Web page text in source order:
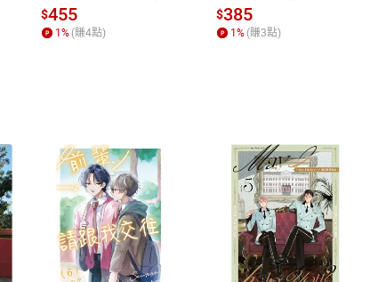
退換貨規範
$455
1 % (賺4點)
場，看藝術如何誕生、如
何形塑人類生活【電子
書】
$385
1 % (賺3點)